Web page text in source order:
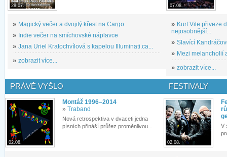
28.07.
» Magický večer a dvojitý křest na Cargo...
» Indie večer na smíchovské náplavce
» Jana Uriel Kratochvílová s kapelou Illuminati.ca...
» zobrazit více...
07.08.
» Kurt Vile přiveze
nejosobnější...
» Slavící
» Mezi melancholií
» zobrazit více...
PRÁVĚ VYŠLO
02.08.
Montáž 1996–2014
» Traband
Nová retrospektiva v dvaceti jedna
písních přináší průřez proměnlivou...
FESTIVALY
02.08.
V